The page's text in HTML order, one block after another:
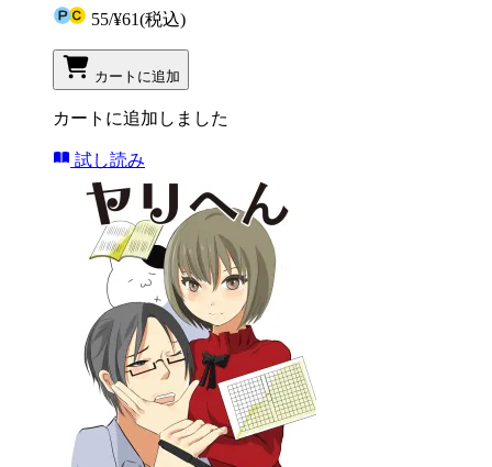
55/¥61(税込)
カートに追加
カートに追加しました
試し読み